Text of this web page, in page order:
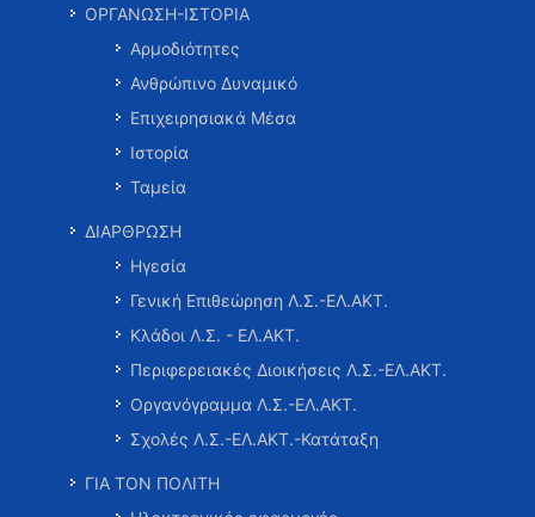
ΟΡΓΑΝΩΣΗ-ΙΣΤΟΡΙΑ
Αρμοδιότητες
Ανθρώπινο Δυναμικό
Επιχειρησιακά Μέσα
Ιστορία
Ταμεία
ΔΙΑΡΘΡΩΣΗ
Ηγεσία
Γενική Επιθεώρηση Λ.Σ.-ΕΛ.ΑΚΤ.
Κλάδοι Λ.Σ. - ΕΛ.ΑΚΤ.
Περιφερειακές Διοικήσεις Λ.Σ.-ΕΛ.ΑΚΤ.
Οργανόγραμμα Λ.Σ.-ΕΛ.ΑΚΤ.
Σχολές Λ.Σ.-ΕΛ.ΑΚΤ.-Κατάταξη
ΓΙΑ ΤΟΝ ΠΟΛΙΤΗ